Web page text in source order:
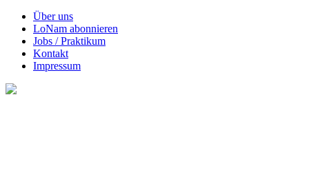
Über uns
LoNam abonnieren
Jobs / Praktikum
Kontakt
Impressum